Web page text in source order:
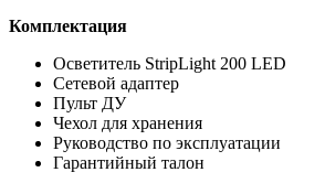
Комплектация
Осветитель StripLight 200 LED
Сетевой адаптер
Пульт ДУ
Чехол для хранения
Руководство по эксплуатации
Гарантийный талон